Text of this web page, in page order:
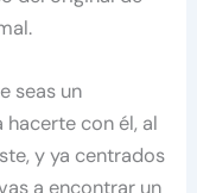
seas un
con él, al
y ya centrados
a encontrar un